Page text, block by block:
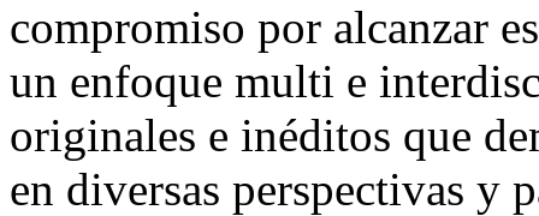
compromiso por alcanzar
un enfoque multi e
originales e inéditos que
en diversas perspectivas y